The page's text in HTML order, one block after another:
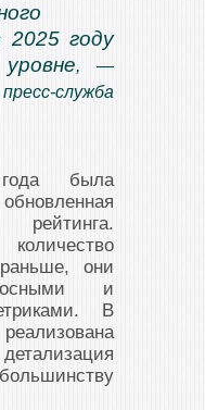
году
, —
служба
была
они
и
В